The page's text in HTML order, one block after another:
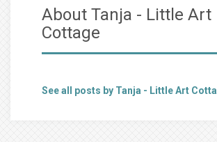
About Tanja - Little Art
Cottage
See all posts by Tanja - Little Art